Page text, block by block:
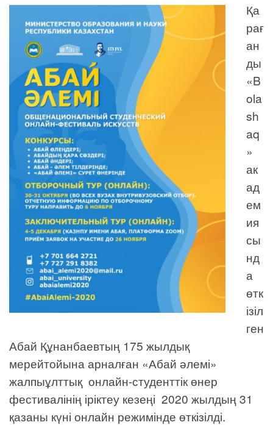
Қа
рағ
ан
ды
«B
ola
sh
aq
»
ак
ад
ем
ия
сы
нд
а
өтк
ізіл
ген
Абай Құнанбаевтың 175 жылдық
мерейтойына арналған «Абай әлемі»
жалпыұлттық онлайн-студенттік өнер
фестивалінің іріктеу кезеңі 2020 жылдың 31
қазаны күні онлайн режимінде өткізілді.